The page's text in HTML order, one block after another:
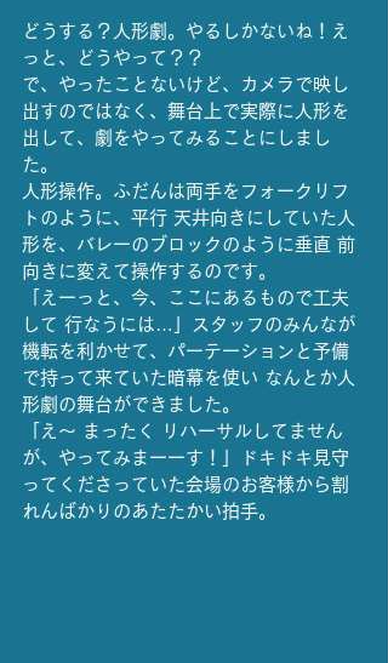
どうする？人形劇。やるしかないね！え
っと、どうやって？？
で、やったことないけど、カメラで映し
出すのではなく、舞台上で実際に人形を
出して、劇をやってみることにしまし
た。
人形操作。ふだんは両手をフォークリフ
トのように、平行 天井向きにしていた人
形を、バレーのブロックのように垂直 前
向きに変えて操作するのです。
「えーっと、今、ここにあるもので工夫
して 行なうには…」スタッフのみんなが
機転を利かせて、パーテーションと予備
で持って来ていた暗幕を使い なんとか人
形劇の舞台ができました。
「え～ まったく リハーサルしてません
が、やってみまーーす！」ドキドキ見守
ってくださっていた会場のお客様から割
れんばかりのあたたかい拍手。